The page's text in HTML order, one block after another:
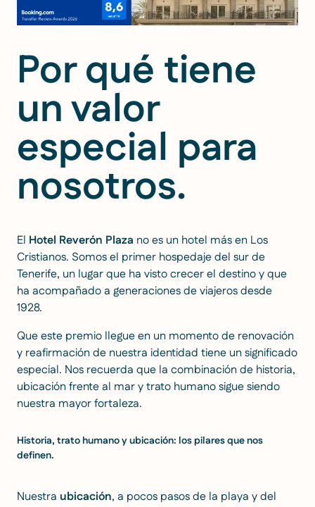
Por qué tiene
un valor
especial para
nosotros.
El Hotel Reverón Plaza no es un hotel más en Los
Cristianos. Somos el primer hospedaje del sur de
Tenerife, un lugar que ha visto crecer el destino y que
ha acompañado a generaciones de viajeros desde
1928.
Que este premio llegue en un momento de renovación
y reafirmación de nuestra identidad tiene un significado
especial. Nos recuerda que la combinación de historia,
ubicación frente al mar y trato humano sigue siendo
nuestra mayor fortaleza.
Historia, trato humano y ubicación: los pilares que nos
definen.
Nuestra ubicación, a pocos pasos de la playa y del